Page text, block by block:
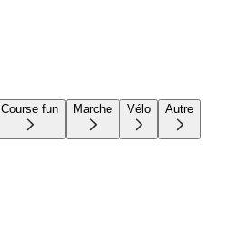
Course fun Marche Vélo Autre